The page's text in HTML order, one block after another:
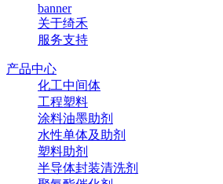
banner
关于绮禾
服务支持
产品中心
化工中间体
工程塑料
涂料油墨助剂
水性单体及助剂
塑料助剂
半导体封装清洗剂